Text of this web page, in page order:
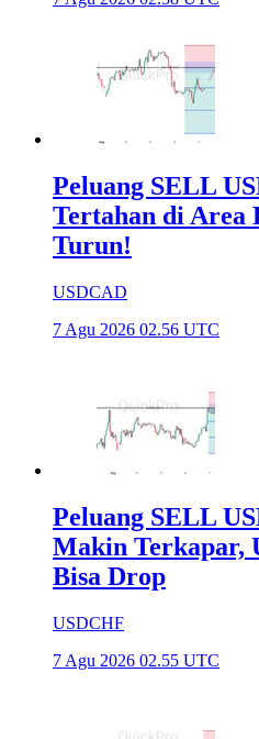
Peluang SELL
Tertahan di Area
Turun!
USDCAD
7 Agu 2026 02.56 UTC
Peluang SELL
Makin Terkapar,
Bisa Drop
USDCHF
7 Agu 2026 02.55 UTC